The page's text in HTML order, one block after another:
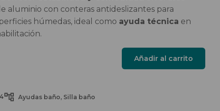
aluminio con conteras antideslizantes para
húmedas, ideal como ayuda técnica en
Añadir al carrito
Ayudas baño Silla baño